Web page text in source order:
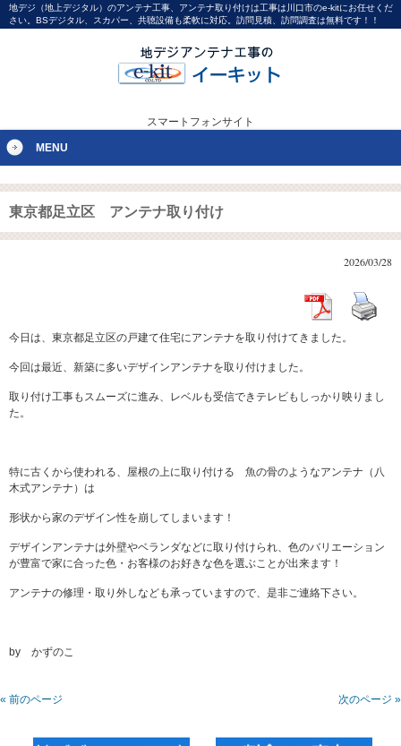
地デジ（地上デジタル）のアンテナ工事、アンテナ取り付けは工事は川口市のe-kitにお任せくだ
さい。BSデジタル、スカパー、共聴設備も柔軟に対応。訪問見積、訪問調査は無料です！！
スマートフォンサイト
MENU
東京都足立区 アンテナ取り付け
2026/03/28
今日は、東京都足立区の戸建て住宅にアンテナを取り付けてきました。
今回は最近、新築に多いデザインアンテナを取り付けました。
取り付け工事もスムーズに進み、レベルも受信できテレビもしっかり映りまし
た。
特に古くから使われる、屋根の上に取り付ける 魚の骨のようなアンテナ（八
木式アンテナ）は
形状から家のデザイン性を崩してしまいます！
デザインアンテナは外壁やベランダなどに取り付けられ、色のバリエーション
が豊富で家に合った色・お客様のお好きな色を選ぶことが出来ます！
アンテナの修理・取り外しなども承っていますので、是非ご連絡下さい。
by かずのこ
« 前のページ 次のページ »